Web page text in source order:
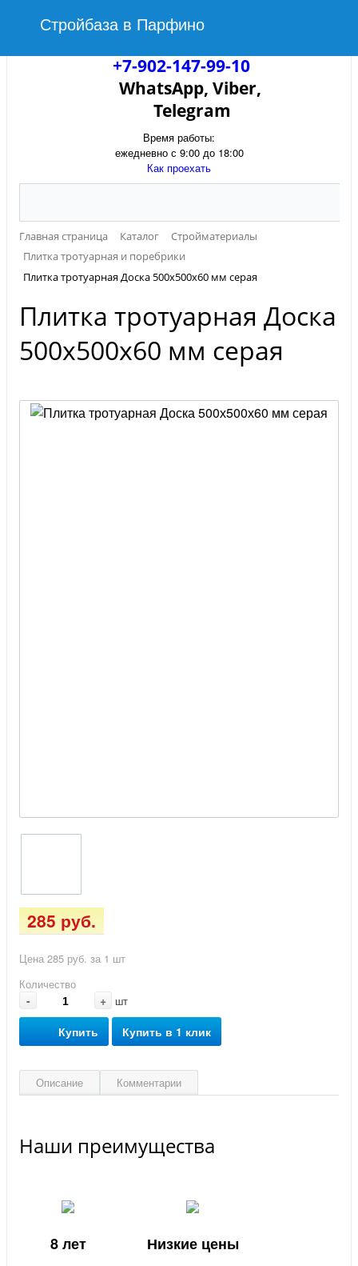
Стройбаза в Парфино
+7-902-147-99-10
WhatsApp, Viber,
Telegram
Время работы:
ежедневно с 9:00 до 18:00
Как проехать
Главная страница Каталог
Стройматериалы
Плитка тротуарная и поребрики
Плитка тротуарная Доска 500х500х60 мм серая
Плитка тротуарная Доска
500х500х60 мм серая
285 руб.
Цена 285 руб. за 1 шт
Количество
- + шт
Купить Купить в 1 клик
Описание Комментарии
Наши преимущества
8 лет Низкие цены